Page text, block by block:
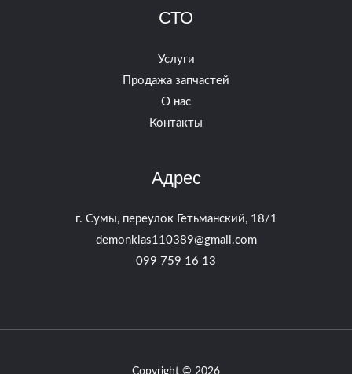
СТО
Услуги
Продажа запчастей
О нас
Контакты
Адрес
г. Сумы, переулок Гетьманский, 18/1
demonklas110389@gmail.com​
099 759 16 13
Copyright © 2026